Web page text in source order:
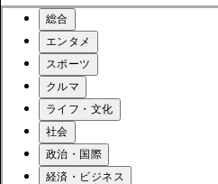
総合
エンタメ
スポーツ
クルマ
ライフ・文化
社会
政治・国際
経済・ビジネス